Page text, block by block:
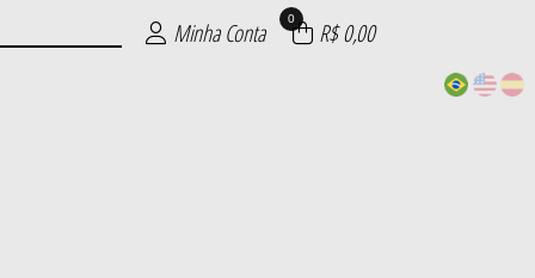
Minha Conta 0 R$ 0,00